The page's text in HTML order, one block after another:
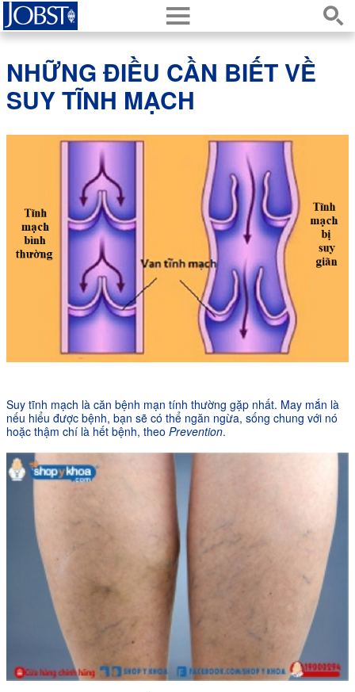
s
h
NHỮNG ĐIỀU CẦN BIẾT VỀ
SUY TĨNH MẠCH
Suy tĩnh mạch là căn bệnh mạn tính thường gặp nhất. May mắn là
nếu hiểu được bệnh, bạn sẽ có thể ngăn ngừa, sống chung với nó
hoặc thậm chí là hết bệnh, theo Prevention.